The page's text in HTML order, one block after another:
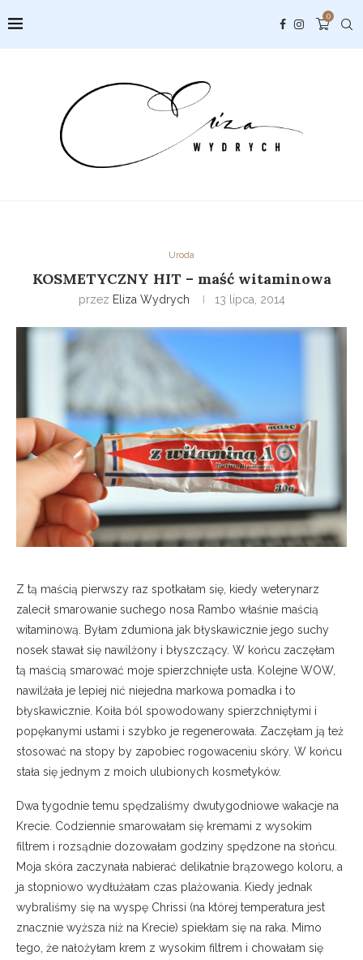
0
Uroda
KOSMETYCZNY HIT – maść witaminowa
przez Eliza Wydrych 13 lipca, 2014
Z tą maścią pierwszy raz spotkałam się, kiedy weterynarz
zalecił smarowanie suchego nosa Rambo właśnie maścią
witaminową. Byłam zdumiona jak błyskawicznie jego suchy
nosek stawał się nawilżony i błyszczący. W końcu zaczęłam
tą maścią smarować moje spierzchnięte usta. Kolejne WOW,
nawilżała je lepiej nić niejedna markowa pomadka i to
błyskawicznie. Koiła ból spowodowany spierzchniętymi i
popękanymi ustami i szybko je regenerowała. Zaczęłam ją też
stosować na stopy by zapobiec rogowaceniu skóry. W końcu
stała się jednym z moich ulubionych kosmetyków.
Dwa tygodnie temu spędzaliśmy dwutygodniowe wakacje na
Krecie. Codziennie smarowałam się kremami z wysokim
filtrem i rozsądnie dozowałam godziny spędzone na słońcu.
Moja skóra zaczynała nabierać delikatnie brązowego koloru, a
ja stopniowo wydłużałam czas plażowania. Kiedy jednak
wybraliśmy się na wyspę Chrissi (na której temperatura jest
znacznie wyższa niż na Krecie) spiekłam się na raka. Mimo
tego, że nałożyłam krem z wysokim filtrem i chowałam się